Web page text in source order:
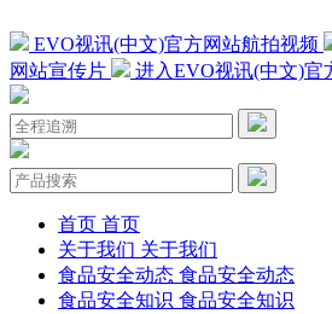
EVO视讯(中文)官方网站航拍视频
网站宣传片
进入EVO视讯(中文)官
首页 首页
关于我们 关于我们
食品安全动态 食品安全动态
食品安全知识 食品安全知识